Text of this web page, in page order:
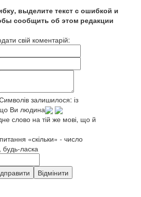
выделите текст с ошибкой и
сообщить об этом редакции
свій коментарій:
залишилося: із
що Ви людина
слово на тій же мові, що й
«скільки» - число
будь-ласка